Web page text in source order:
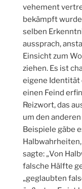
vehement
bekämpft
selben
aussprach,
Einsicht zum
ziehen. Es ist
eigene Identität
einen Feind
Reizwort, das
um den
Beispiele gäbe
sagte: „Von
falsche Hälfte
„geglaubten